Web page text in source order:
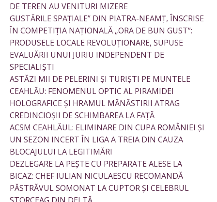
DE TEREN AU VENITURI MIZERE
GUSTĂRILE SPAȚIALE” DIN PIATRA-NEAMȚ, ÎNSCRISE
ÎN COMPETIȚIA NAȚIONALĂ „ORA DE BUN GUST”:
PRODUSELE LOCALE REVOLUȚIONARE, SUPUSE
EVALUĂRII UNUI JURIU INDEPENDENT DE
SPECIALIȘTI
ASTĂZI MII DE PELERINI ȘI TURIȘTI PE MUNTELE
CEAHLĂU: FENOMENUL OPTIC AL PIRAMIDEI
HOLOGRAFICE ȘI HRAMUL MĂNĂSTIRII ATRAG
CREDINCIOȘII DE SCHIMBAREA LA FAȚĂ
ACSM CEAHLĂUL: ELIMINARE DIN CUPA ROMÂNIEI ȘI
UN SEZON INCERT ÎN LIGA A TREIA DIN CAUZA
BLOCAJULUI LA LEGITIMĂRI
DEZLEGARE LA PEȘTE CU PREPARATE ALESE LA
BICAZ: CHEF IULIAN NICULAESCU RECOMANDĂ
PĂSTRĂVUL SOMONAT LA CUPTOR ȘI CELEBRUL
STORCEAG DIN DELTĂ